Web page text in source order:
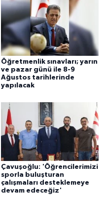
Öğretmenlik sınavları; yarın
ve pazar günü ile 8-9
Ağustos tarihlerinde
yapılacak
Çavuşoğlu: 'Öğrencilerimizi
sporla buluşturan
çalışmaları desteklemeye
devam edeceğiz'